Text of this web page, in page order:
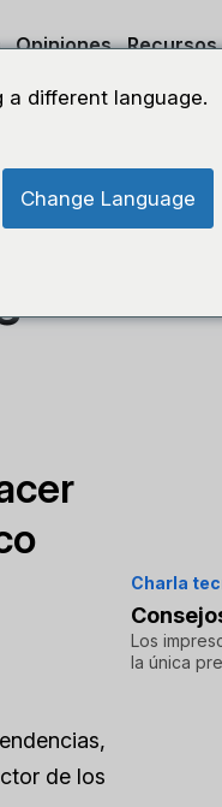
Opiniones Recursos
de los
Charla
Los
la única
different language.
Change Language